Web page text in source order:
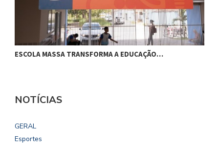
ESCOLA MASSA TRANSFORMA A EDUCAÇÃO…
NOTÍCIAS
GERAL
Esportes